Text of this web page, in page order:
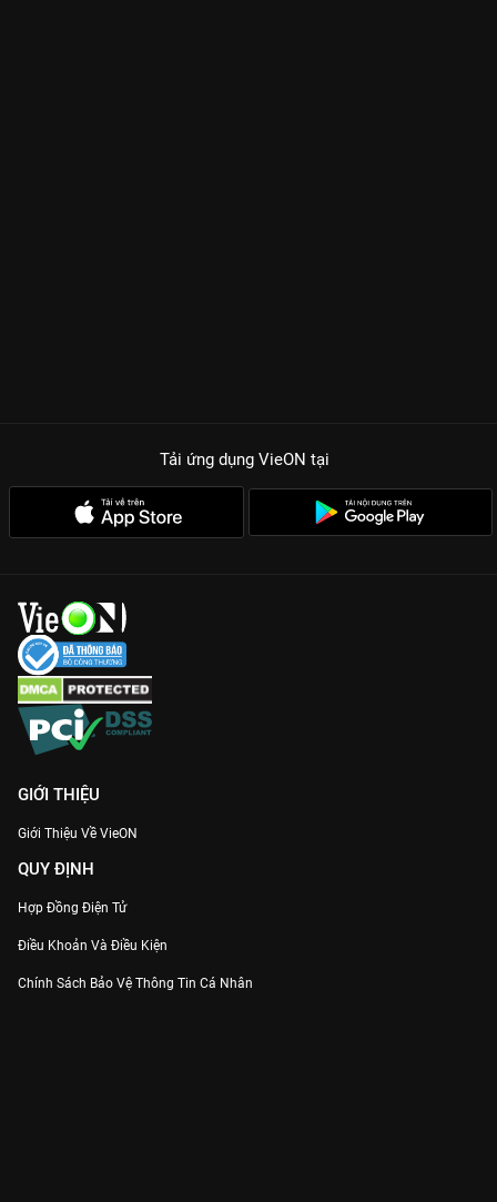
Tải ứng dụng VieON tại
GIỚI THIỆU
Giới Thiệu Về VieON
QUY ĐỊNH
Hợp Đồng Điện Tử
Điều Khoản Và Điều Kiện
Chính Sách Bảo Vệ Thông Tin Cá Nhân